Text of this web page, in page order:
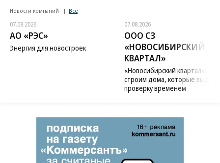
Новости компаний Все
07.08.2026
АО «РЭС»
Энергия для новостроек
07.08.2026
ООО СЗ
«НОВОСИБИРСКИЙ
КВАРТАЛ»
«Новосибирский квартал»:
строим дома, которые
проверку временем